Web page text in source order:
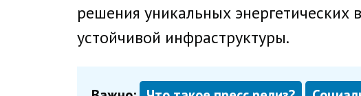
решения уникальных
устойчивой инфраструктуры.